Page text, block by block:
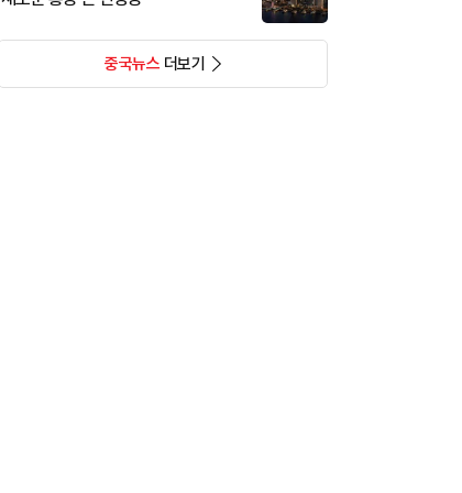
중국뉴스더보기